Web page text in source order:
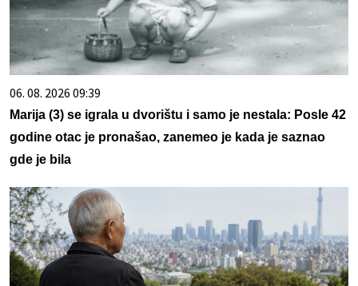
06. 08. 2026 09:39
Marija (3) se igrala u dvorištu i samo je nestala: Posle 42
godine otac je pronašao, zanemeo je kada je saznao
gde je bila